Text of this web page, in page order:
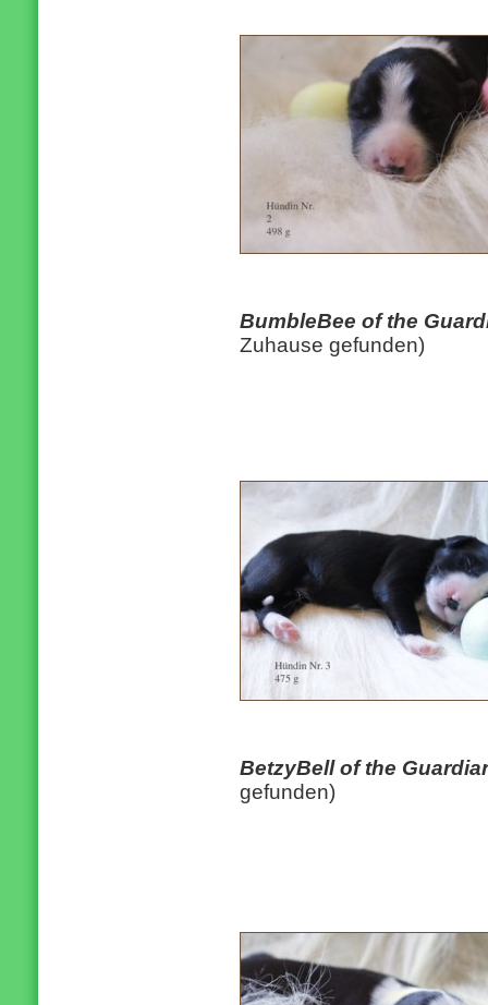
BumbleBee of the
Zuhause gefunden)
BetzyBell of the
gefunden)